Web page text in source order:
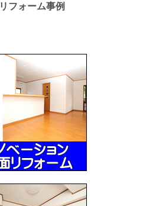
リフォーム事例